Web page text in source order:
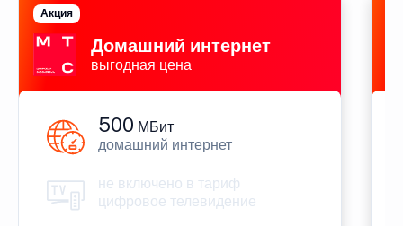
Домашний интернет
выгодная цена
Акция
500 МБит
домашний интернет
не включено в тариф
цифровое телевидение